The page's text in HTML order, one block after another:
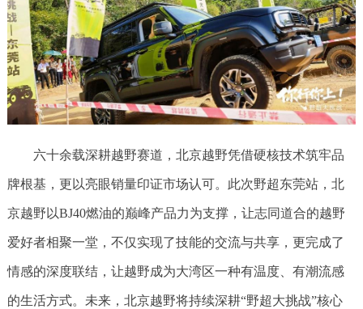
六十余载深耕越野赛道，北京越野凭借硬核技术筑牢品
牌根基，更以亮眼销量印证市场认可。此次野超东莞站，北
京越野以BJ40燃油的巅峰产品力为支撑，让志同道合的越野
爱好者相聚一堂，不仅实现了技能的交流与共享，更完成了
情感的深度联结，让越野成为大湾区一种有温度、有潮流感
的生活方式。未来，北京越野将持续深耕“野超大挑战”核心